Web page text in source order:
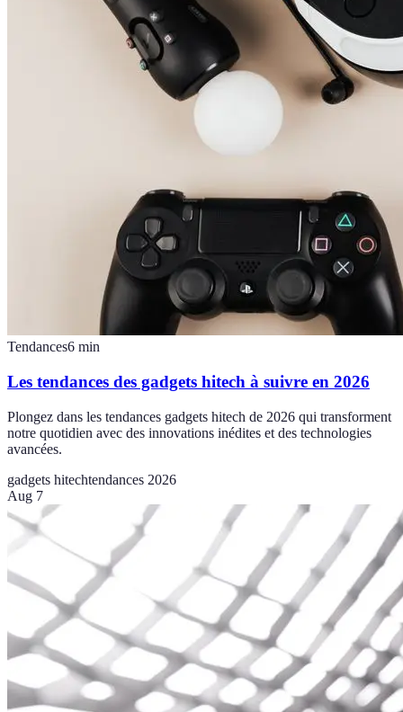
Tendances6 min
Les tendances des gadgets hitech à suivre en 2026
Plongez dans les tendances gadgets hitech de 2026 qui transforment
notre quotidien avec des innovations inédites et des technologies
avancées.
gadgets hitechtendances 2026
Aug 7